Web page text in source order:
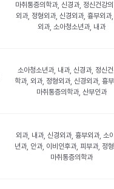
마취통증의학과, 신경과, 정신건강
외과, 정형외과, 신경외과, 흉부외과
외과, 소아청소년과, 내과
소아청소년과, 내과, 신경과, 정신
학과, 외과, 정형외과, 신경외과, 흉
마취통증의학과, 산부인과
외과, 내과, 신경외과, 흉부외과, 소
년과, 안과, 이비인후과, 피부과, 정
마취통증의학과